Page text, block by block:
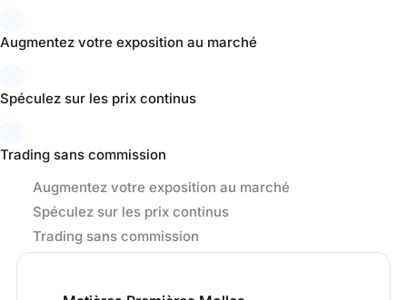
Augmentez votre exposition au marché
Spéculez sur les prix continus
Trading sans commission
Augmentez votre exposition au marché
Spéculez sur les prix continus
Trading sans commission